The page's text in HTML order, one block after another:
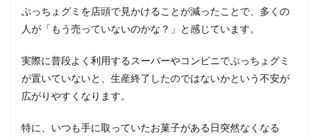
ぷっちょグミを店頭で見かけることが減ったことで、多くの
人が「もう売っていないのかな？」と感じています。
実際に普段よく利用するスーパーやコンビニでぷっちょグミ
が置いていないと、生産終了したのではないかという不安が
広がりやすくなります。
特に、いつも手に取っていたお菓子がある日突然なくなる